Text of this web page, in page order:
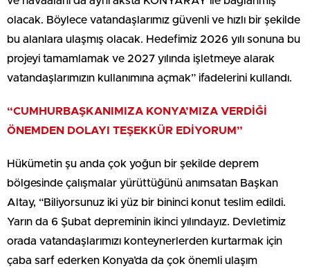
olacak. Böylece vatandaşlarımız güvenli ve hızlı bir şekilde
bu alanlara ulaşmış olacak. Hedefimiz 2026 yılı sonuna bu
projeyi tamamlamak ve 2027 yılında işletmeye alarak
vatandaşlarımızın kullanımına açmak” ifadelerini kullandı.
“CUMHURBAŞKANIMIZA KONYA’MIZA VERDİĞİ
ÖNEMDEN DOLAYI TEŞEKKÜR EDİYORUM”
Hükümetin şu anda çok yoğun bir şekilde deprem
bölgesinde çalışmalar yürüttüğünü anımsatan Başkan
Altay, “Biliyorsunuz iki yüz bir bininci konut teslim edildi.
Yarın da 6 Şubat depreminin ikinci yılındayız. Devletimiz
orada vatandaşlarımızı konteynerlerden kurtarmak için
çaba sarf ederken Konya’da da çok önemli ulaşım